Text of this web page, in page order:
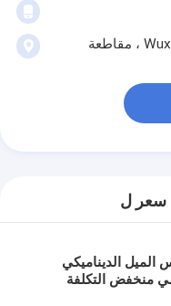
مبنى 30 ، رقم 58 طريق Xiuxi ، مدينة Wuxi ، مقاطعة
سعر ل
الميل الديناميكي
منخفض التكلفة